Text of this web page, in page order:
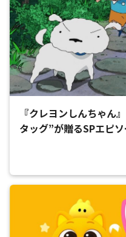
『クレヨンしんちゃん
タッグ”が贈るSPエピ